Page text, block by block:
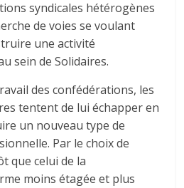
syndicales hétérogènes
de voies se voulant
une activité
sein de Solidaires.
des confédérations, les
tentent de lui échapper en
un nouveau type de
Par le choix de
que celui de la
moins étagée et plus